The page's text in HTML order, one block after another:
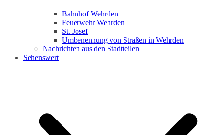
Bahnhof Wehrden
Feuerwehr Wehrden
St. Josef
Umbenennung von Straßen in Wehrden
Nachrichten aus den Stadtteilen
Sehenswert